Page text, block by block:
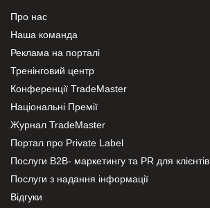
Про нас
Наша команда
Реклама на порталі
Тренінговий центр
Конференції TradeMaster
Національні Премії
Журнал TradeMaster
Портал про Private Label
Послуги В2В- маркетингу та PR для клієнтів
Послуги з надання інформації
Відгуки